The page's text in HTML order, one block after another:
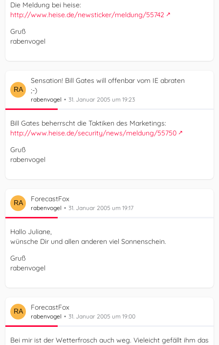
Die Meldung bei heise:
http://www.heise.de/newsticker/meldung/55742
Gruß
rabenvogel
Sensation! Bill Gates will offenbar vom IE abraten
;-)
rabenvogel 31. Januar 2005 um 19:23
Bill Gates beherrscht die Taktiken des Marketings:
http://www.heise.de/security/news/meldung/55750
Gruß
rabenvogel
ForecastFox
rabenvogel 31. Januar 2005 um 19:17
Hallo Juliane,
wünsche Dir und allen anderen viel Sonnenschein.
Gruß
rabenvogel
ForecastFox
rabenvogel 31. Januar 2005 um 19:00
Bei mir ist der Wetterfrosch auch weg. Vieleicht gefällt ihm das